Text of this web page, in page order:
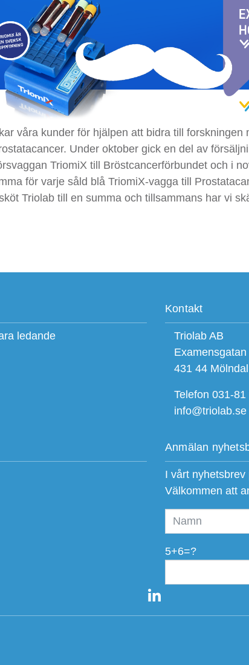
våra kunder för hjälpen att bidra till forskningen
Under oktober gick en del av
TriomiX till Bröstcancerförbundet och i
för varje såld blå TriomiX-vagga till
Triolab till en summa och tillsammans har vi
ledande
Kontakt
Triolab AB
Examensgatan
431 44 Mölndal
Telefon 031-81
info@triolab.se
Anmälan
I vårt
Välkommen att
5+6=?